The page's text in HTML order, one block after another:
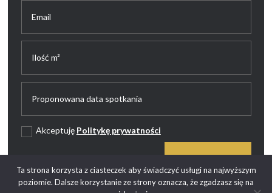
Akceptuję Politykę prywatności
Ta strona korzysta z ciasteczek aby świadczyć usługi na najwyższym
poziomie. Dalsze korzystanie ze strony oznacza, że zgadzasz się na